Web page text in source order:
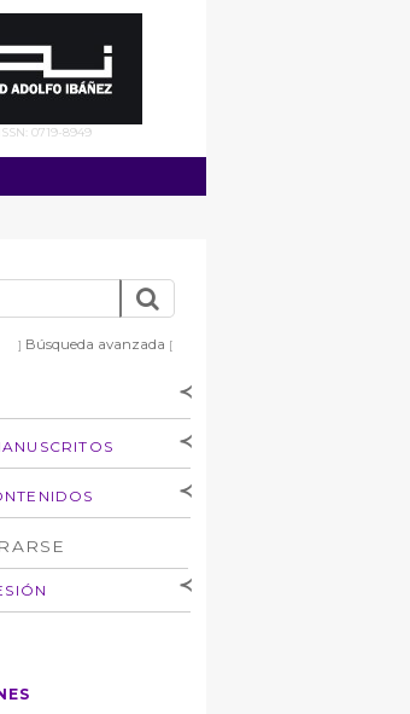
0719-8949
] Búsqueda avanzada [
] [English]
de autoría
éticas